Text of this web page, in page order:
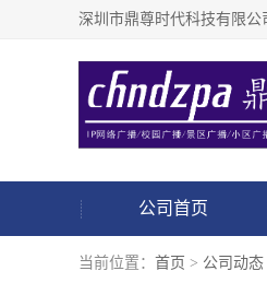
公司首页
当前位置： 首页 > 公司动态